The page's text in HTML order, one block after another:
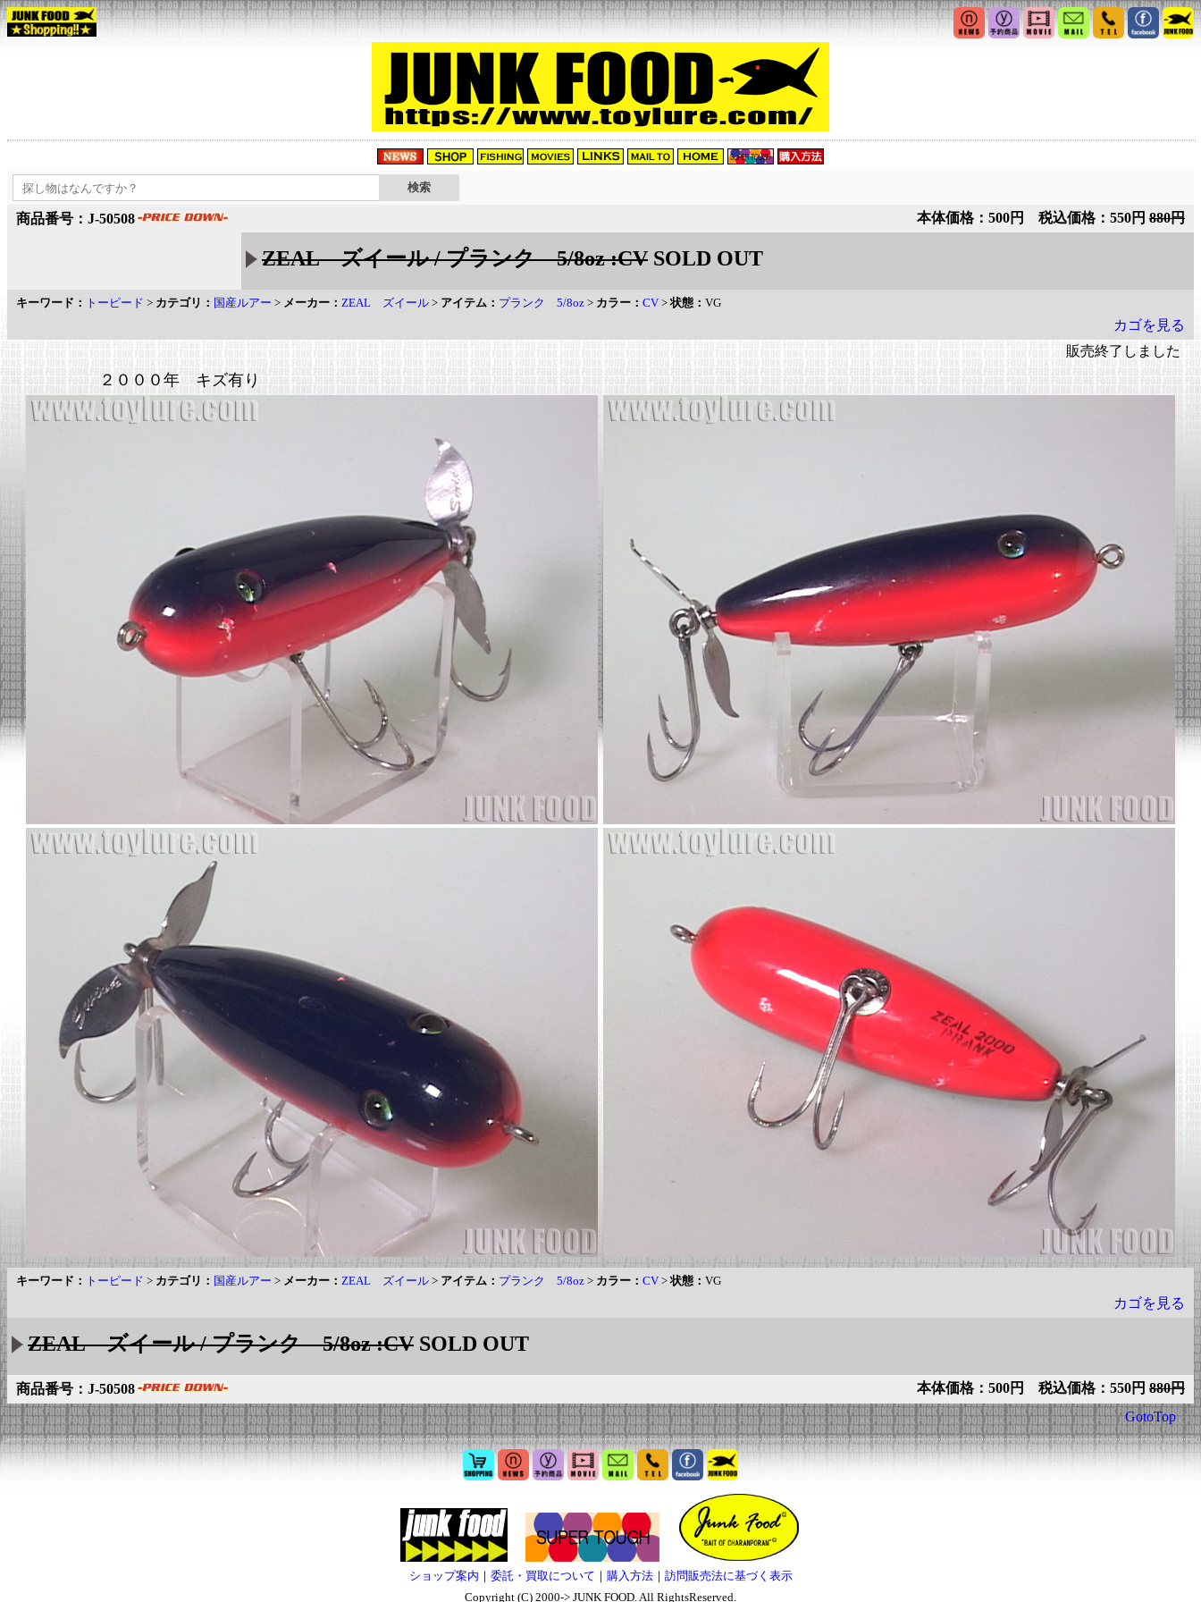
商品番号：J-50508 本体価格：500円 税込価格：550円 880円
ZEAL ズイール / プランク 5/8oz :CV SOLD OUT
キーワード： トーピード > カテゴリ： 国産ルアー > メーカー： ZEAL ズイール > アイテム： プランク 5/8oz > カラー： CV >状態： VG
カゴを見る
販売終了しました
２０００年 キズ有り
キーワード： トーピード > カテゴリ： 国産ルアー > メーカー： ZEAL ズイール > アイテム： プランク 5/8oz > カラー： CV >状態： VG
カゴを見る
ZEAL ズイール / プランク 5/8oz :CV SOLD OUT
商品番号：J-50508 本体価格：500円 税込価格：550円 880円
GotoTop
ショップ案内 ｜ 委託・買取について ｜ 購入方法｜ 訪問販売法に基づく表示
Copyright (C) 2000-> JUNK FOOD. All RightsReserved.